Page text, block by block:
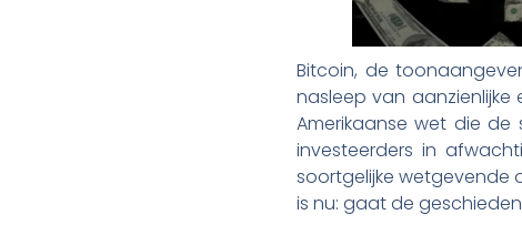
Bitcoin, de
nasleep van
Amerikaanse wet die de
investeerders in
soortgelijke wetgevende
is nu: gaat de